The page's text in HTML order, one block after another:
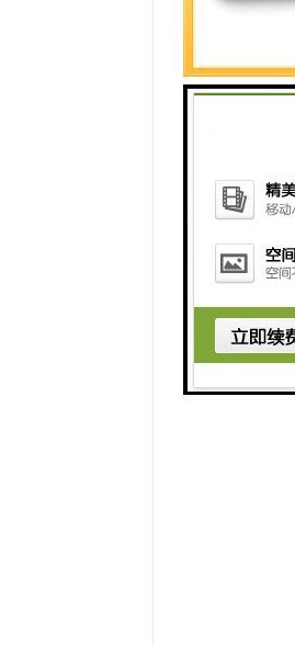
3、耐腐
5、施工
6、不影
7、造价